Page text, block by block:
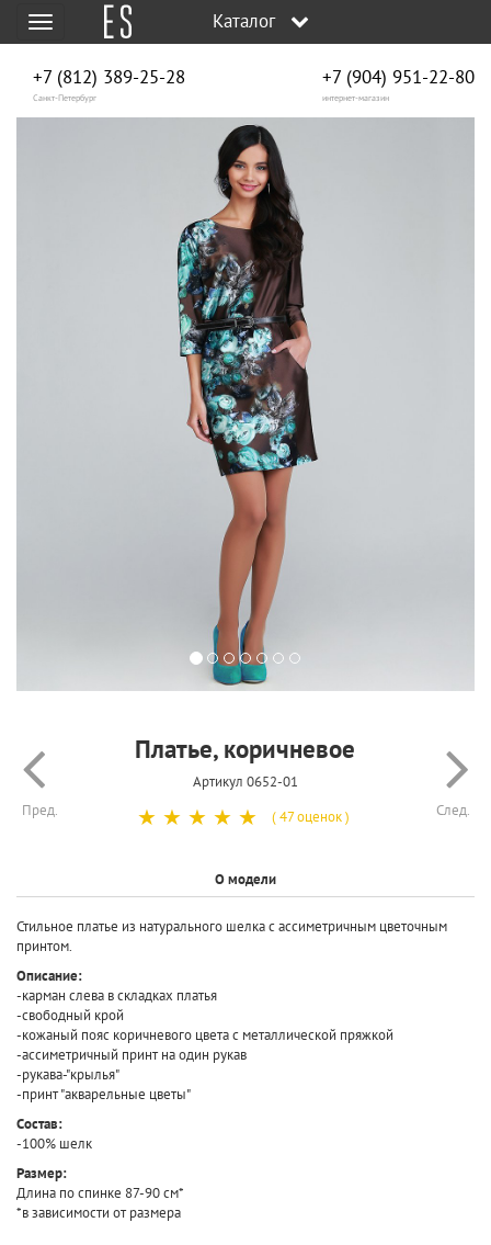
Меню Каталог
+7 (812) 389-25-28
Санкт-Петербург
+7 (904) 951‑22‑80
интернет-магазин
Пред.
Платье, коричневое
Артикул 0652-01
След.
☆
☆
☆
☆
☆ ( 47 оценок )
О модели
Стильное платье из натурального шелка с ассиметричным цветочным
принтом.
Описание:
-карман слева в складках платья
-свободный крой
-кожаный пояс коричневого цвета с металлической пряжкой
-ассиметричный принт на один рукав
-рукава-"крылья"
-принт "акварельные цветы"
Состав:
-100% шелк
Размер:
Длина по спинке 87-90 см*
*в зависимости от размера